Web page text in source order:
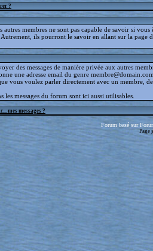
?
membres ne sont pas capable de savoir si vous
ils pourront le savoir en allant sur la page
des messages de manière privée aux autres
une adresse email du genre
vous voulez parler directement avec un membre,
les messages du forum sont ici aussi utilisables.
mes messages ?
Forum basé sur
Page